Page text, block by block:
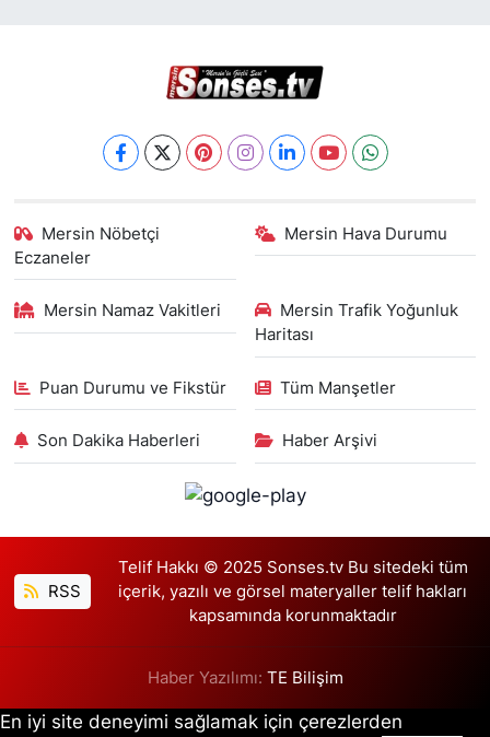
Mersin Nöbetçi
Eczaneler
Mersin Hava Durumu
Mersin Namaz Vakitleri
Mersin Trafik Yoğunluk
Haritası
Puan Durumu ve Fikstür Tüm Manşetler
Son Dakika Haberleri Haber Arşivi
RSS
Telif Hakkı © 2025 Sonses.tv Bu sitedeki tüm
içerik, yazılı ve görsel materyaller telif hakları
kapsamında korunmaktadır
Haber Yazılımı: TE Bilişim
En iyi site deneyimi sağlamak için çerezlerden